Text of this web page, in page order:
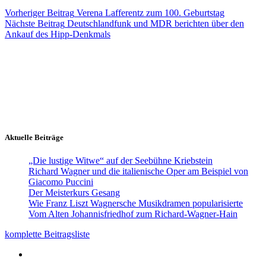
VorherigerBeitrag Verena Lafferentz zum 100. Geburtstag
Nächste Beitrag Deutschlandfunk und MDR berichten über den
Ankauf des Hipp-Denkmals
Aktuelle Beiträge
„Die lustige Witwe“ auf der Seebühne Kriebstein
Richard Wagner und die italienische Oper am Beispiel von
Giacomo Puccini
Der Meisterkurs Gesang
Wie Franz Liszt Wagnersche Musikdramen popularisierte
Vom Alten Johannisfriedhof zum Richard-Wagner-Hain
komplette Beitragsliste